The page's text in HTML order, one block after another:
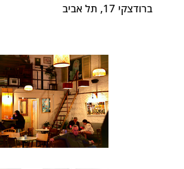
ברודצקי 17, תל אביב